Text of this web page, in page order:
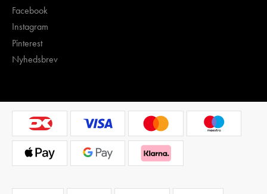
Facebook
Instagram
Pinterest
Nyhedsbrev